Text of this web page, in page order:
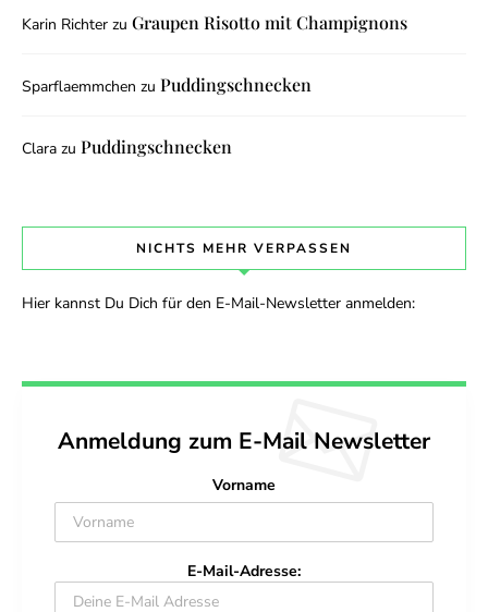
Karin Richter zu Graupen Risotto mit Champignons
Sparflaemmchen zu Puddingschnecken
Clara zu Puddingschnecken
NICHTS MEHR VERPASSEN
Hier kannst Du Dich für den E-Mail-Newsletter anmelden:
Anmeldung zum E-Mail Newsletter
Vorname
E-Mail-Adresse: